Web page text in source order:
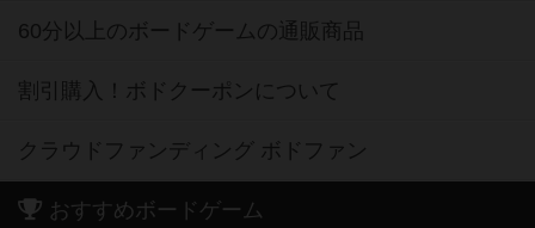
60分以上のボードゲームの通販商品
割引購入！ボドクーポンについて
クラウドファンディング ボドファン
おすすめボードゲーム